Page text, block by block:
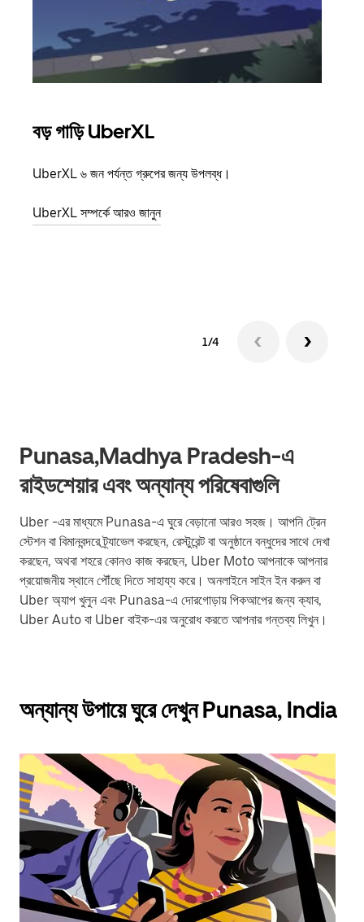
বড় গাড়ি UberXL
UberXL ৬ জন পর্যন্ত গ্রুপের জন্য উপলব্ধ।
UberXL সম্পর্কে আরও জানুন
1/4
Punasa,Madhya Pradesh-এ
রাইডশেয়ার এবং অন্যান্য পরিষেবাগুলি
Uber -এর মাধ্যমে Punasa-এ ঘুরে বেড়ানো আরও সহজ। আপনি ট্রেন
স্টেশন বা বিমানবন্দরে ট্র্যাভেল করছেন, রেস্টুরেন্ট বা অনুষ্ঠানে বন্ধুদের সাথে দেখা
করছেন, অথবা শহরে কোনও কাজ করছেন, Uber Moto আপনাকে আপনার
প্রয়োজনীয় স্থানে পৌঁছে দিতে সাহায্য করে। অনলাইনে সাইন ইন করুন বা
Uber অ্যাপ খুলুন এবং Punasa-এ দোরগোড়ায় পিকআপের জন্য ক্যাব,
Uber Auto বা Uber বাইক-এর অনুরোধ করতে আপনার গন্তব্য লিখুন।
অন্যান্য উপায়ে ঘুরে দেখুন Punasa, India